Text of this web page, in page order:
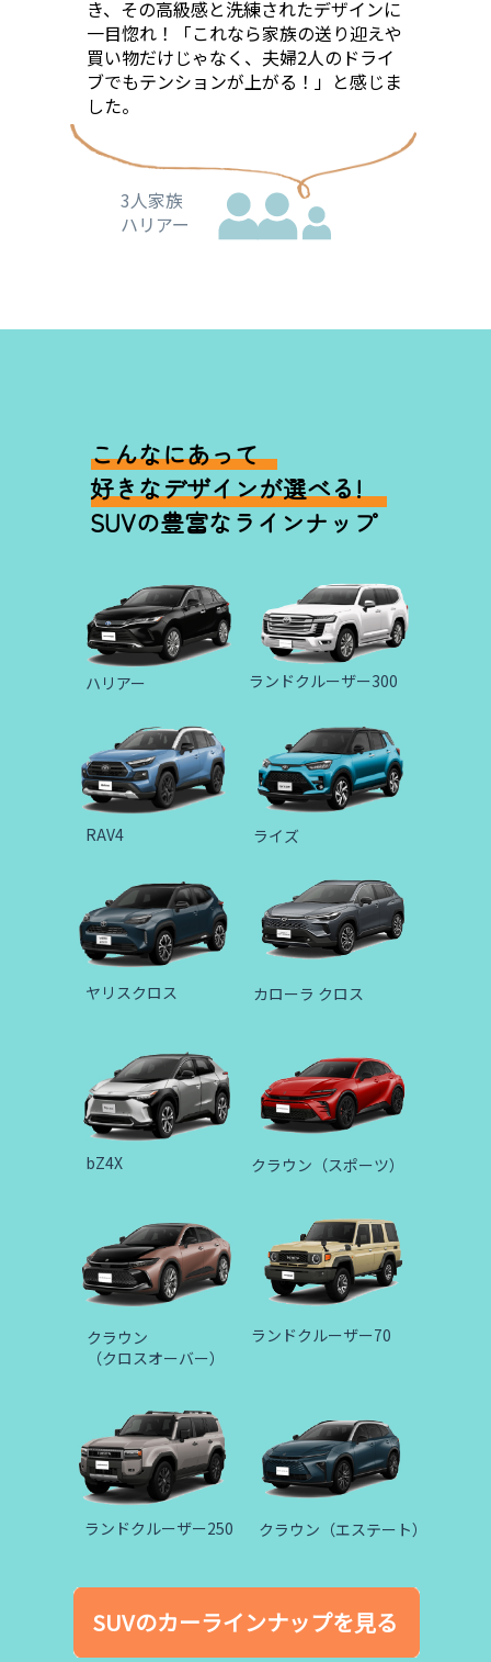
き、その高級感と洗練されたデザインに
一目惚れ！「これなら家族の送り迎えや
買い物だけじゃなく、夫婦2人のドライ
ブでもテンションが上がる！」と感じま
した。
3人家族
ハリアー
ライズ
ハリアー ランドクルーザー300
ヤリスクロス カローラ クロス
bZ4X クラウン（スポーツ）
クラウン
﻿（クロスオーバー）
ランドクルーザー70
ランドクルーザー250 クラウン（エステート）
SUVのカーラインナップを見る
こんなにあって
好きなデザインが選べる!
SUVの豊富なラインナップ
RAV4